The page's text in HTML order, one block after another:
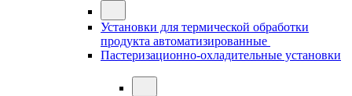
Установки для термической обработки
продукта автоматизированные
Пастеризационно-охладительные установки